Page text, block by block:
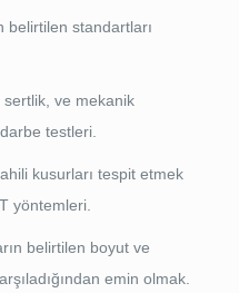
belirtilen standartları
ve mekanik
testleri.
kusurları tespit etmek
yöntemleri.
belirtilen boyut ve
emin olmak.